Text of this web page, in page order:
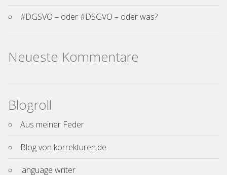
#DGSVO – oder #DSGVO – oder was?
Neueste Kommentare
Blogroll
Aus meiner Feder
Blog von korrekturen.de
language writer